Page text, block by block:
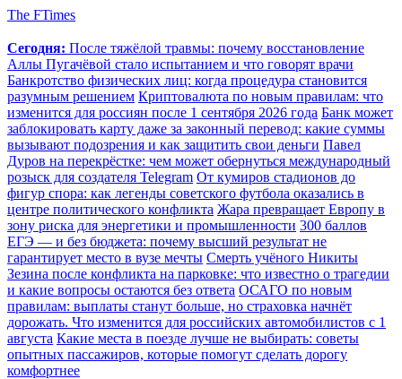
The FTimes
Сегодня: После тяжёлой травмы: почему восстановление
Аллы Пугачёвой стало испытанием и что говорят врачи
Банкротство физических лиц: когда процедура становится
разумным решением Криптовалюта по новым правилам: что
изменится для россиян после 1 сентября 2026 года Банк может
заблокировать карту даже за законный перевод: какие суммы
вызывают подозрения и как защитить свои деньги Павел
Дуров на перекрёстке: чем может обернуться международный
розыск для создателя Telegram От кумиров стадионов до
фигур спора: как легенды советского футбола оказались в
центре политического конфликта Жара превращает Европу в
зону риска для энергетики и промышленности 300 баллов
ЕГЭ — и без бюджета: почему высший результат не
гарантирует место в вузе мечты Смерть учёного Никиты
Зезина после конфликта на парковке: что известно о трагедии
и какие вопросы остаются без ответа ОСАГО по новым
правилам: выплаты станут больше, но страховка начнёт
дорожать. Что изменится для российских автомобилистов с 1
августа Какие места в поезде лучше не выбирать: советы
опытных пассажиров, которые помогут сделать дорогу
комфортнее